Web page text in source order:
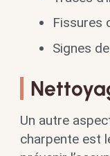
Fissures
Signes
Un autre
charpente est